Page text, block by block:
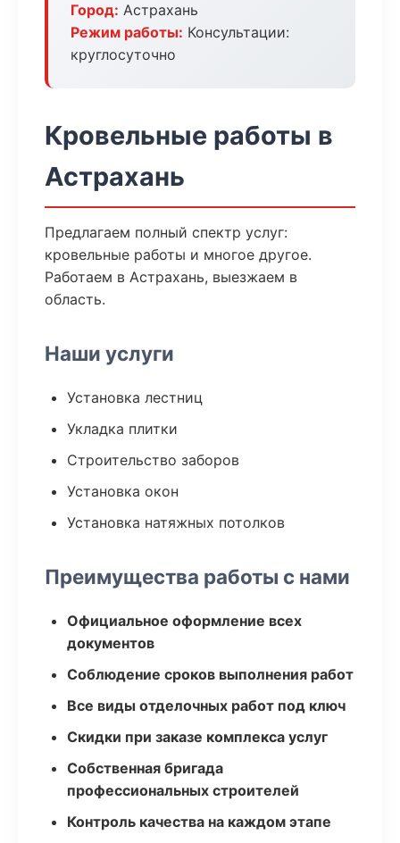
Город: Астрахань
Режим работы: Консультации:
круглосуточно
Кровельные работы в
Астрахань
Предлагаем полный спектр услуг:
кровельные работы и многое другое.
Работаем в Астрахань, выезжаем в
область.
Наши услуги
Установка лестниц
Укладка плитки
Строительство заборов
Установка окон
Установка натяжных потолков
Преимущества работы с нами
Официальное оформление всех
документов
Соблюдение сроков выполнения работ
Все виды отделочных работ под ключ
Скидки при заказе комплекса услуг
Собственная бригада
профессиональных строителей
Контроль качества на каждом этапе